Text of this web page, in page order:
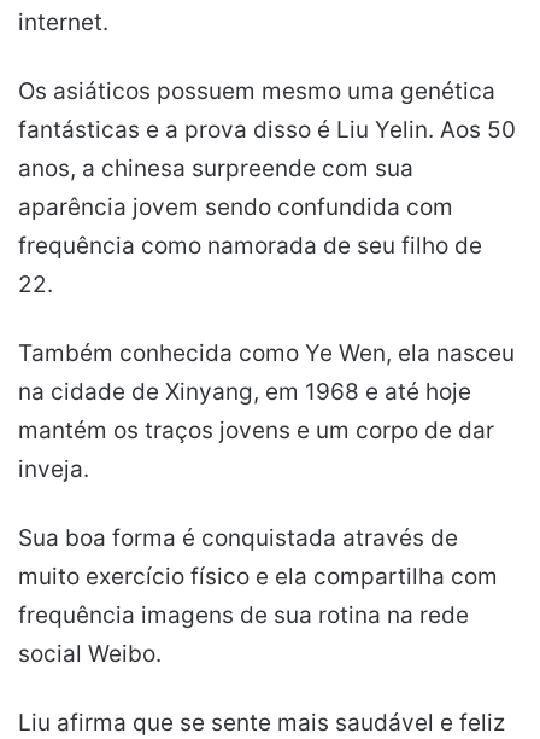
internet.
Os asiáticos possuem mesmo uma genética
fantásticas e a prova disso é Liu Yelin. Aos 50
anos, a chinesa surpreende com sua
aparência jovem sendo confundida com
frequência como namorada de seu filho de
22.
Também conhecida como Ye Wen, ela nasceu
na cidade de Xinyang, em 1968 e até hoje
mantém os traços jovens e um corpo de dar
inveja.
Sua boa forma é conquistada através de
muito exercício físico e ela compartilha com
frequência imagens de sua rotina na rede
social Weibo.
Liu afirma que se sente mais saudável e feliz